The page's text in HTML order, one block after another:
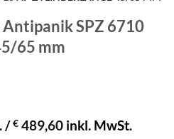
SPZ 6710
65 mm
/€ 489,60 inkl. MwSt.